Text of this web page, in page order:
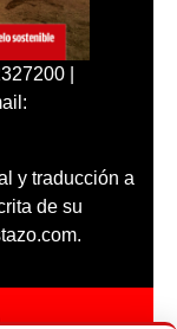
|
y traducción a
de su